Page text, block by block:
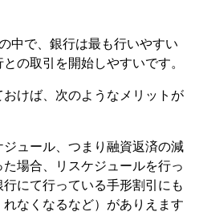
中で、銀行は最も行いやすい
の取引を開始しやすいです。
けば、次のようなメリットが
ュール、つまり融資返済の減
場合、リスケジュールを行っ
にて行っている手形割引にも
なくなるなど）がありえます